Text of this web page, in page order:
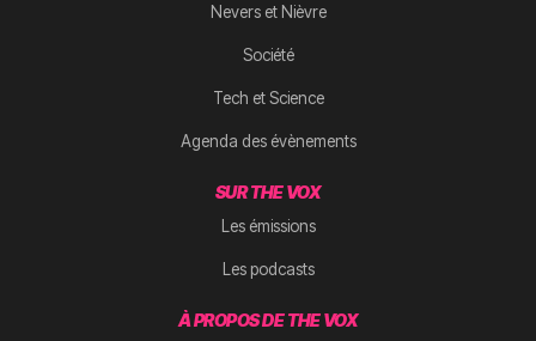
Nevers et Nièvre
Société
Tech et Science
Agenda des évènements
SUR THE VOX
Les émissions
Les podcasts
À PROPOS DE THE VOX